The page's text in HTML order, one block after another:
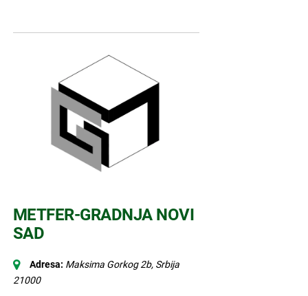
METFER-GRADNJA NOVI
SAD
Adresa: Maksima Gorkog 2b, Srbija
21000